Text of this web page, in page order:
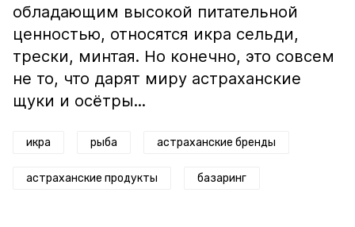
обладающим высокой питательной
ценностью, относятся икра сельди,
трески, минтая. Но конечно, это совсем
не то, что дарят миру астраханские
щуки и осётры...
икра рыба астраханские бренды
астраханские продукты базаринг